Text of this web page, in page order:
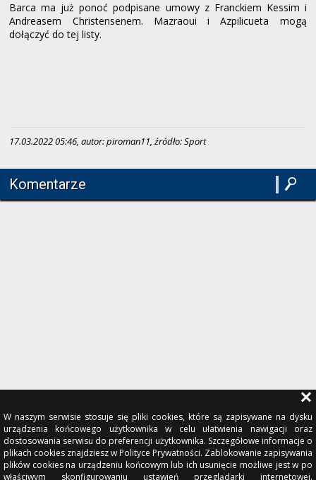
Barca ma już ponoć podpisane umowy z Franckiem Kessim i
Andreasem Christensenem. Mazraoui i Azpilicueta mogą
dołączyć do tej listy.
17.03.2022 05:46, autor: piroman11, źródło: Sport
Komentarze
W naszym serwisie stosuje się pliki cookies, które są zapisywane na dysku
urządzenia końcowego użytkownika w celu ułatwienia nawigacji oraz
dostosowania serwisu do preferencji użytkownika. Szczegółowe informacje o
plikach cookies znajdziesz w Polityce Prywatności. Zablokowanie zapisywania
plików cookies na urządzeniu końcowym lub ich usunięcie możliwe jest w po
właściwym skonfigurowaniu ustawień przeglądarki internetowej.